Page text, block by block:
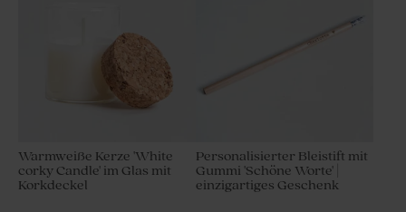
Warmweiße Kerze 'White
corky Candle' im Glas mit
Korkdeckel
Personalisierter Bleistift mit
Gummi 'Schöne Worte' |
einzigartiges Geschenk